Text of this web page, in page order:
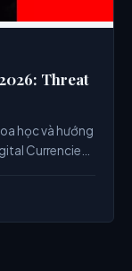
Threat
học và hướng
Currencies